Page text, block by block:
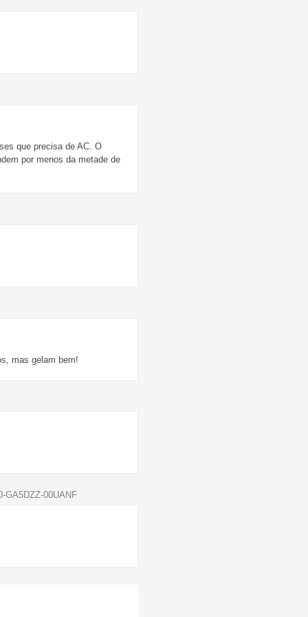
que precisa de AC. O
por menos da metade de
mas gelam bem!
GA5DZZ-00UANF